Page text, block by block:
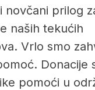
novčani prilog
naših tekućih
Vrlo smo
Donacije
pomoći u